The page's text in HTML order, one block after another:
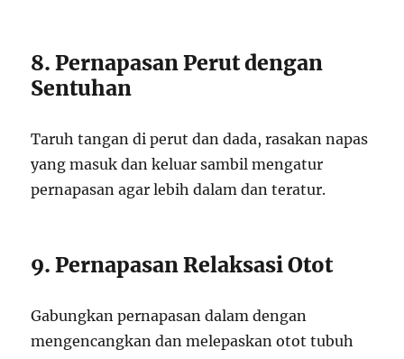
8. Pernapasan Perut dengan
Sentuhan
Taruh tangan di perut dan dada, rasakan napas
yang masuk dan keluar sambil mengatur
pernapasan agar lebih dalam dan teratur.
9. Pernapasan Relaksasi Otot
Gabungkan pernapasan dalam dengan
mengencangkan dan melepaskan otot tubuh